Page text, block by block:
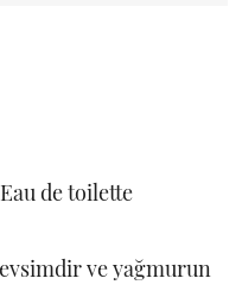
de toilette
ve yağmurun